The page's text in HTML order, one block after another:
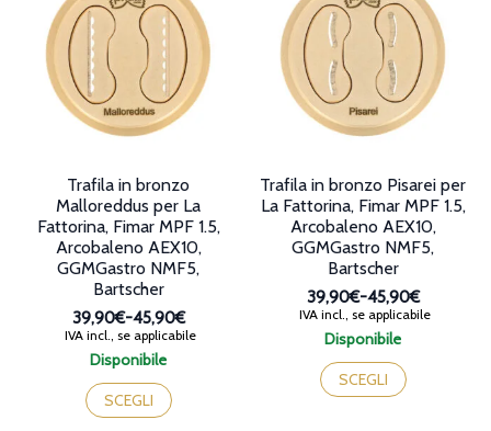
possono
essere
scelte
nella
pagina
del
prodotto
opzioni
possono
essere
scelte
nella
pagina
del
Disponibile
Trafila in bronzo
Malloreddus per La
Fattorina, Fimar MPF 1.5,
Arcobaleno AEX10,
GGMGastro NMF5,
Bartscher
39,90€-45,90€
Fascia
di
da
39,90€
IVA incl., se applicabile
SCEGLI
Questo
prodotto
ha
Disponibile
Trafila in bronzo Pisarei per
La Fattorina, Fimar MPF 1.5,
Arcobaleno AEX10,
GGMGastro NMF5,
Bartscher
39,90€-45,90€
Fascia
di
da
39,90€
IVA incl., se applicabile
SCEGLI
Questo
prodotto
ha